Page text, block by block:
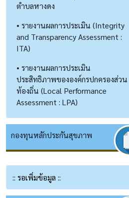
ตำบลหางดง
• รายงานผลการประเมิน (Integrity
and Transparency Assessment :
ITA)
• รายงานผลการประเมิน
ประสิทธิภาพขององค์กรปกครองส่วน
ท้องถิ่น (Local Performance
Assessment : LPA)
กองทุนหลักประกันสุขภาพ
:: รอเพิ่มข้อมูล ::